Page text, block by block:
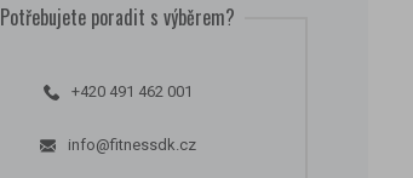
Potřebujete poradit s výběrem?
+420 491 462 001
info@fitnessdk.cz